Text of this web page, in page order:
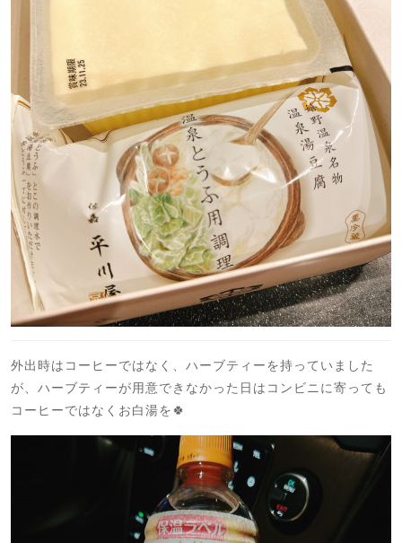
外出時はコーヒーではなく、ハーブティーを持っていました
が、ハーブティーが用意できなかった日はコンビニに寄っても
コーヒーではなくお白湯を🍀